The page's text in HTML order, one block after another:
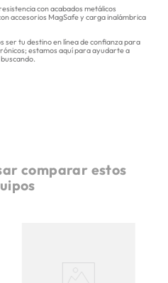
con acabados metálicos
accesorios MagSafe y carga inalámbrica
ser tu destino en línea de confianza para
estamos aquí para ayudarte a
comparar estos